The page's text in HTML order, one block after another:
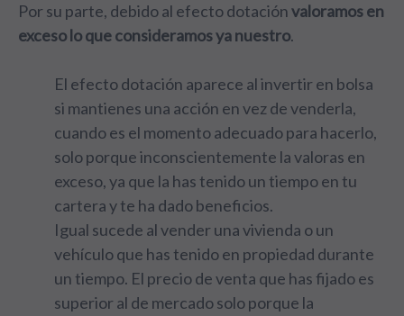
Por su parte, debido al efecto dotaciónvaloramos en
exceso lo que consideramos ya nuestro.
El efecto dotación aparece al invertir en bolsa
si mantienes una acción en vez de venderla,
cuando es el momento adecuado para hacerlo,
solo porque inconscientemente la valoras en
exceso, ya que la has tenido un tiempo en tu
cartera y te ha dado beneficios.
Igual sucede al vender una vivienda o un
vehículo que has tenido en propiedad durante
un tiempo. El precio de venta que has fijado es
superior al de mercado solo porque la